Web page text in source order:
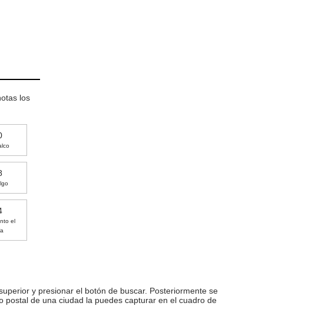
los
el
y presionar el botón de buscar. Posteriormente se
de una ciudad la puedes capturar en el cuadro de